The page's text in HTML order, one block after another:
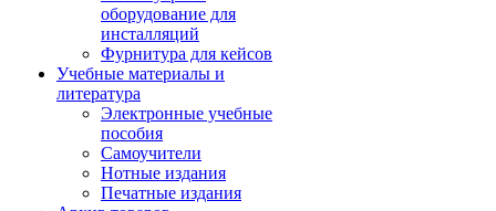
оборудование для
инсталляций
Фурнитура для кейсов
Учебные материалы и
литература
Электронные учебные
пособия
Самоучители
Нотные издания
Печатные издания